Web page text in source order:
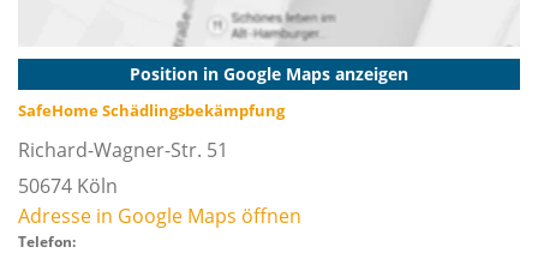
Position in Google Maps anzeigen
SafeHome Schädlingsbekämpfung
Richard-Wagner-Str. 51
50674 Köln
Adresse in Google Maps öffnen
Telefon: